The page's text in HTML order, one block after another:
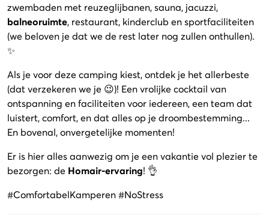
zwembaden met reuzeglijbanen, sauna, jacuzzi,
balneoruimte, restaurant, kinderclub en sportfaciliteiten
(we beloven je dat we de rest later nog zullen onthullen).
✨
Als je voor deze camping kiest, ontdek je het allerbeste
(dat verzekeren we je 😉)! Een vrolijke cocktail van
ontspanning en faciliteiten voor iedereen, een team dat
luistert, comfort, en dat alles op je droombestemming...
En bovenal, onvergetelijke momenten!
Er is hier alles aanwezig om je een vakantie vol plezier te
bezorgen: de Homair-ervaring! 👌
#ComfortabelKamperen #NoStress